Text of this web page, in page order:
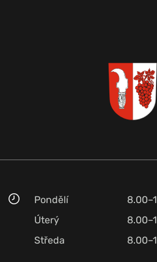
Pondělí
Úterý
Středa